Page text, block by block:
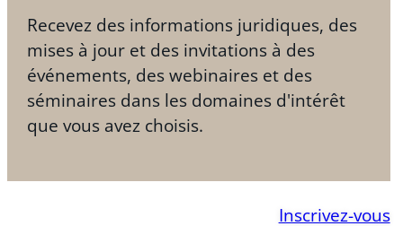
Recevez des informations juridiques, des
mises à jour et des invitations à des
événements, des webinaires et des
séminaires dans les domaines d'intérêt
que vous avez choisis.
Inscrivez-vous